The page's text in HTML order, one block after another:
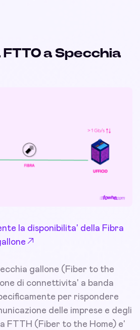
a Specchia
la disponibilita' della Fibra
gallone (Fiber to the
di connettivita' a banda
per rispondere
delle imprese e degli
FTTH (Fiber to the Home) e'